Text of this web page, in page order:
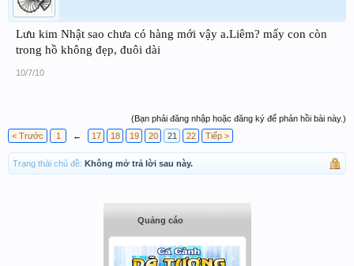
Lưu kim Nhật sao chưa có hàng mới vậy a.Liêm? mấy con còn
trong hồ không đẹp, đuôi dài
10/7/10
(Bạn phải đăng nhập hoặc đăng ký để phản hồi bài này.)
< Trước
1 ← 17 18 19 20 21 22 Tiếp >
Trạng thái chủ đề: Không mở trả lời sau này.
Quảng cáo